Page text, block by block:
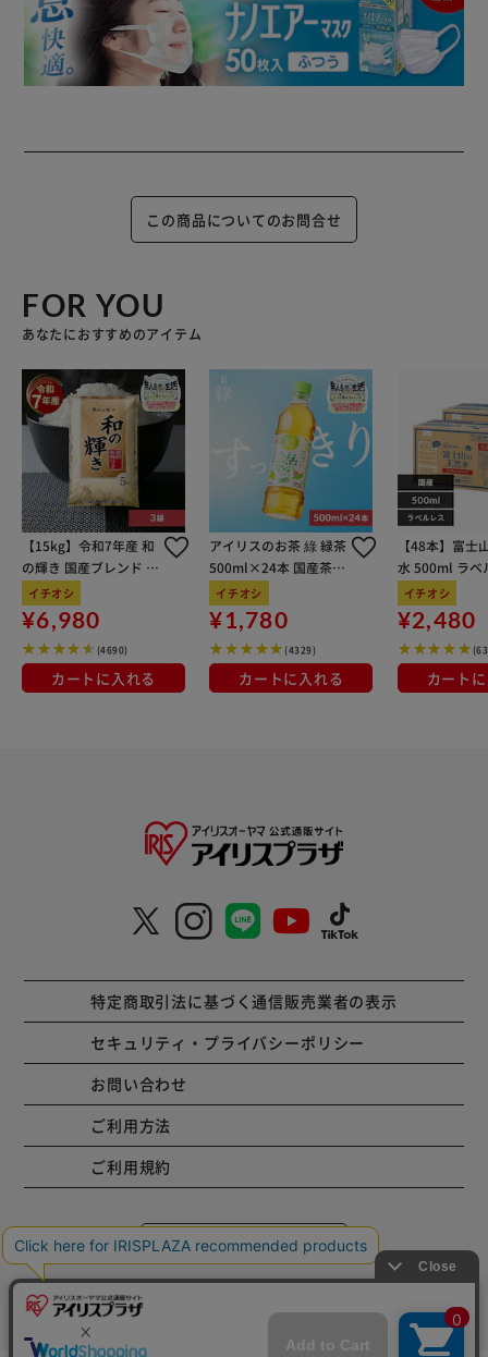
この商品についてのお問合せ
FOR YOU
あなたにおすすめのアイテム
【15kg】令和7年産 和
の輝き 国産ブレンド 5
kg×3袋
イチオシ
¥6,980
(4690)
カートに入れる
アイリスのお茶 綠 緑茶
500ml×24本 国産茶葉
100％使用
イチオシ
¥1,780
(4329)
カートに入れる
【48本】富士
水 500ml ラベ
イチオシ
¥2,480
カート
特定商取引法に基づく通信販売業者の表示
セキュリティ・プライバシーポリシー
お問い合わせ
ご利用方法
ご利用規約
コーポレートサイト